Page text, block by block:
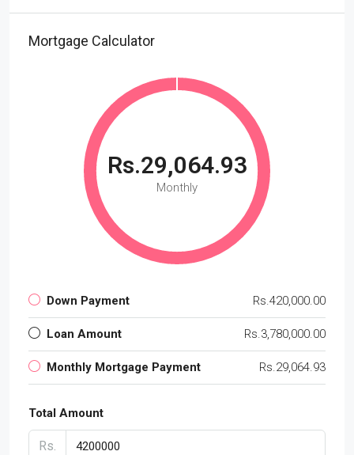
Mortgage Calculator
Rs.29,064.93
Monthly
Down Payment Rs.420,000.00
Loan Amount Rs.3,780,000.00
Monthly Mortgage Payment Rs.29,064.93
Total Amount
Rs.